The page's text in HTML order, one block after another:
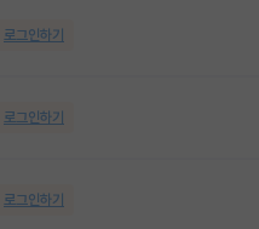
로그인하기
로그인하기
로그인하기